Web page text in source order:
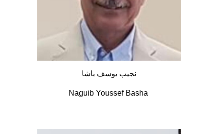
نجيب يوسف باشا
Naguib Youssef Basha